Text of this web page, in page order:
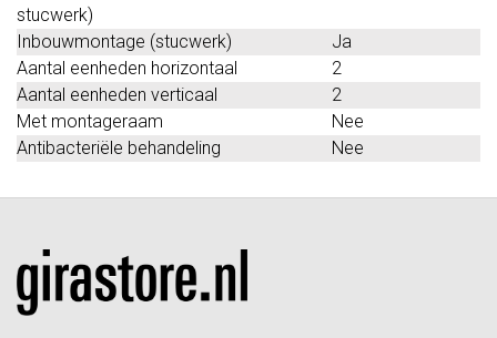
stucwerk)
Inbouwmontage (stucwerk)
Ja
Aantal eenheden horizontaal
2
Aantal eenheden verticaal
2
Met montageraam
Nee
Antibacteriële behandeling
Nee